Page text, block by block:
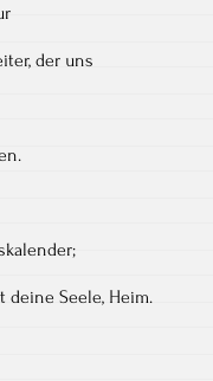
der uns
deine Seele, Heim.